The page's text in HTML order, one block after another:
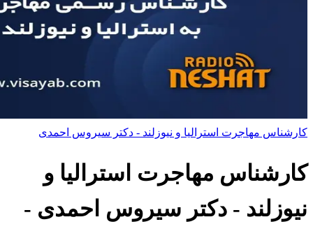
کارشناس مهاجرت استرالیا و نیوزلند - دکتر سیروس احمدی
کارشناس مهاجرت استرالیا و
نیوزلند - دکتر سیروس احمدی -